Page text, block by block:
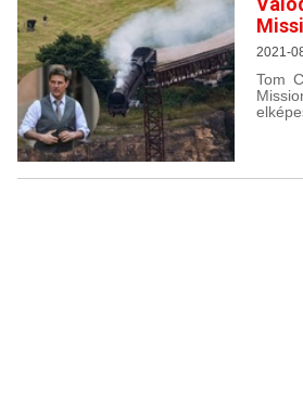
2021-
Tom